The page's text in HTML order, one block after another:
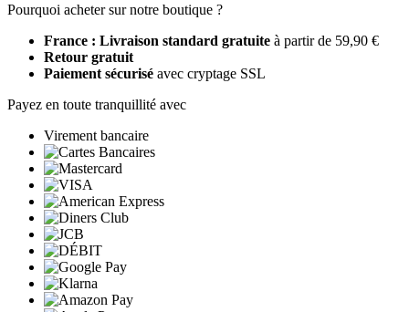
Pourquoi acheter sur notre boutique ?
France : Livraison standard gratuite à partir de 59,90 €
Retour gratuit
Paiement sécurisé avec cryptage SSL
Payez en toute tranquillité avec
Virement bancaire